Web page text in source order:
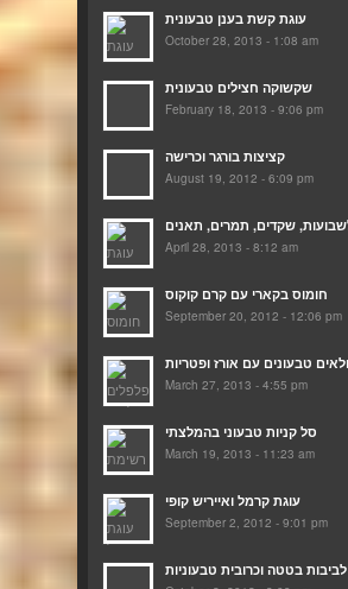
עוגת קשת בענן טבעונית
October 28, 2013 - 1:08 am
שקשוקה חצילים טבעונית
February 18, 2013 - 9:06 pm
קציצות בורגר וכרישה
August 19, 2012 - 6:09 pm
April 28, 2013 - 8:12 am
חומוס בקארי עם קרם קוקוס
September 20, 2012 - 12:06 pm
March 27, 2013 - 4:55 pm
סל קניות טבעוני בהמלצתי
March 19, 2013 - 11:23 am
עוגת קרמל ואייריש קופי
September 2, 2012 - 9:01 pm
לביבות בטטה וכרובית טבעוניות